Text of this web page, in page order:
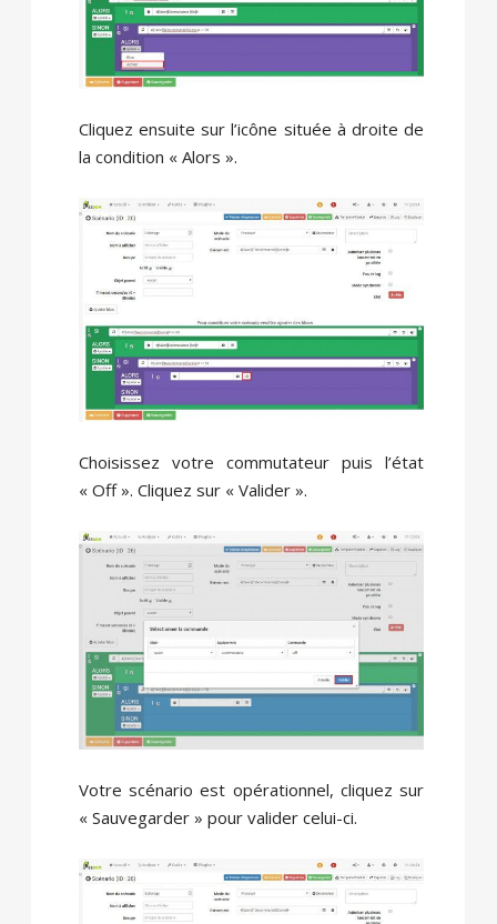
Cliquez ensuite sur l’icône située à droite de
la condition « Alors ».
Choisissez votre commutateur puis l’état
« Off ». Cliquez sur « Valider ».
Votre scénario est opérationnel, cliquez sur
« Sauvegarder » pour valider celui-ci.